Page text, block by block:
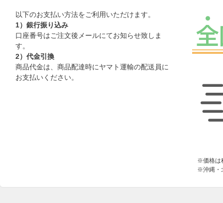
以下のお支払い方法をご利用いただけます。
1）銀行振り込み
口座番号はご注文後メールにてお知らせ致しま
す。
2）代金引換
商品代金は、商品配達時にヤマト運輸の配送員に
お支払いください。
※価格は
※沖縄・